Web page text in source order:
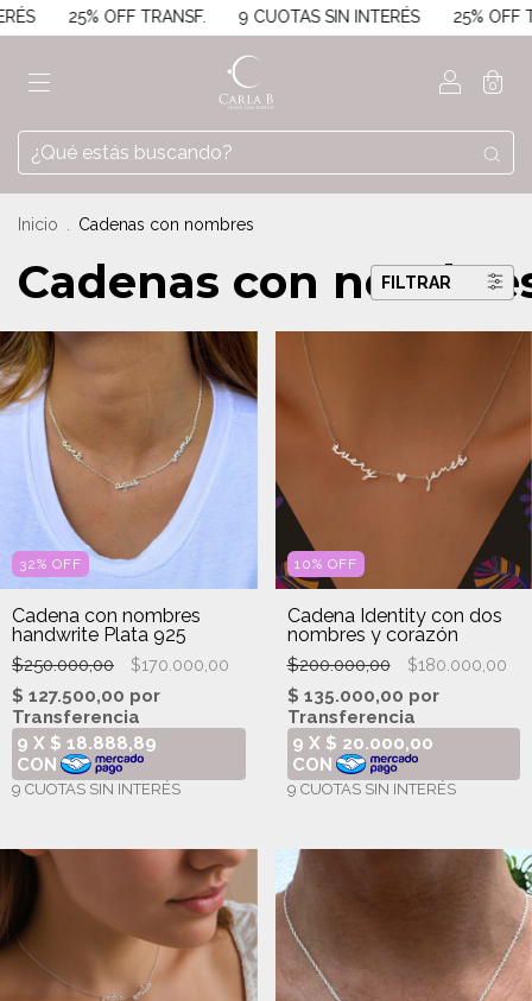
25% OFF TRANSF. 9 CUOTAS SIN INTERÉS 25% OFF TRANSF.
0
Inicio Cadenas con nombres
Cadenas con FILTRAR
32% OFF
Cadena con nombres
handwrite Plata 925
$250.000,00 $170.000,00
10% OFF
Cadena Identity con dos
nombres y corazón
$200.000,00 $180.000,00